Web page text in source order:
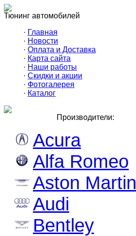
Тюнинг автомобилей
· Главная
· Новости
· Оплата и Доставка
· Карта сайта
· Наши работы
· Скидки и акции
· Фотогалерея
· Каталог
Производители:
Acura
Alfa Romeo
Aston Martin
Audi
Bentley